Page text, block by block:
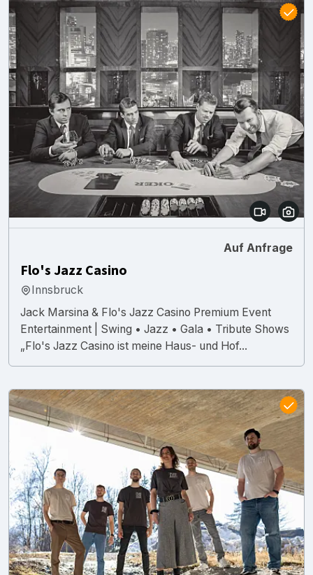
Auf Anfrage
Flo's Jazz Casino
Innsbruck
Jack Marsina & Flo's Jazz Casino Premium Event
Entertainment | Swing • Jazz • Gala • Tribute Shows
„Flo's Jazz Casino ist meine Haus- und Hof...